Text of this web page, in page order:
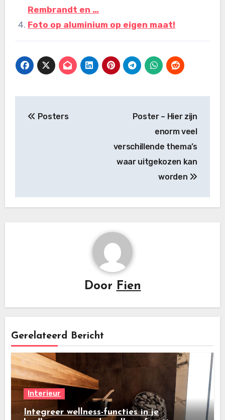
Rembrandt en …
Foto op aluminium op eigen maat!
Posters
Poster – Hier zijn
enorm veel
verschillende thema’s
waar uitgekozen kan
worden
Door Fien
Gerelateerd Bericht
Interieur
Integreer wellness-functies in je